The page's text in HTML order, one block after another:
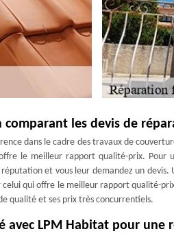
les devis de
dans le cadre des travaux de
le meilleur rapport qualité-prix. Pour
et vous leur demandez un devis.
qui offre le meilleur rapport qualité-
qualité et ses prix très concurrentiels.
avec LPM Habitat pour une